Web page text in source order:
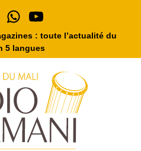
: toute l’actualité du
5 langues